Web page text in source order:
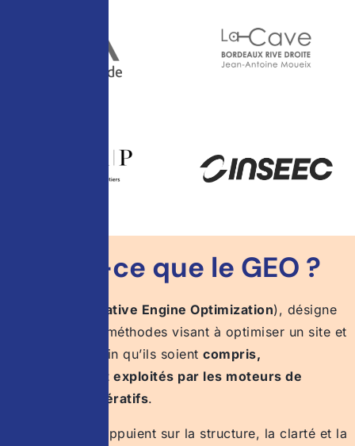
Qu’est-ce que le GEO ?
GEO (Generative Engine Optimization), désigne
l’ensemble des méthodes visant à optimiser un site et
ses contenus afin qu’ils soient compris,
sélectionnés et exploités par les moteurs de
recherche génératifs.
Ces moteurs s’appuient sur la structure, la clarté et la